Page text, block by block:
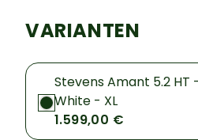
VARIANTEN
Stevens Amant 5.2 HT
White - XL
1.599,00 €